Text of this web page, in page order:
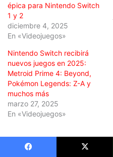
épica para Nintendo Switch
1 y 2
diciembre 4, 2025
En «Videojuegos»
Nintendo Switch recibirá
nuevos juegos en 2025:
Metroid Prime 4: Beyond,
Pokémon Legends: Z-A y
muchos más
marzo 27, 2025
En «Videojuegos»
Metroid Prime 4: